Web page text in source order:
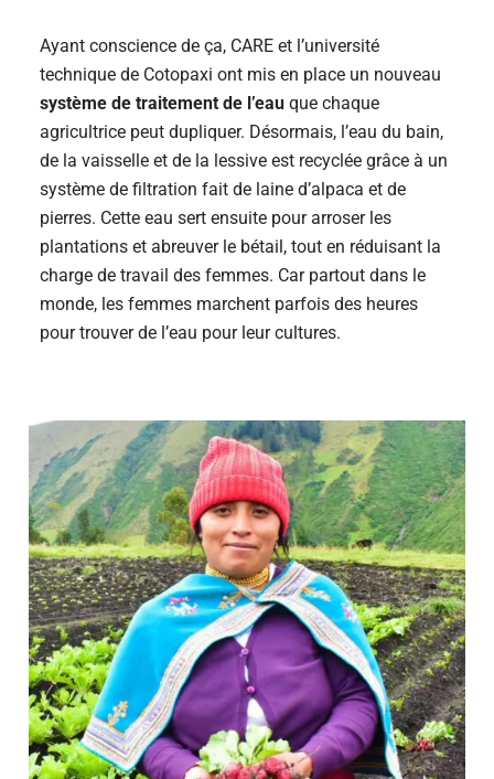
Ayant conscience de ça, CARE et l’université
technique de Cotopaxi ont mis en place un nouveau
système de traitement de l’eau que chaque
agricultrice peut dupliquer. Désormais, l’eau du bain,
de la vaisselle et de la lessive est recyclée grâce à un
système de filtration fait de laine d’alpaca et de
pierres. Cette eau sert ensuite pour arroser les
plantations et abreuver le bétail, tout en réduisant la
charge de travail des femmes. Car partout dans le
monde, les femmes marchent parfois des heures
pour trouver de l’eau pour leur cultures.